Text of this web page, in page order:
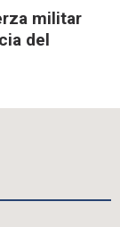
militar
del